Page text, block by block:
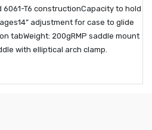
T6 constructionCapacity to hold
adjustment for case to glide
tabWeight: 200gRMP saddle mount
with elliptical arch clamp.